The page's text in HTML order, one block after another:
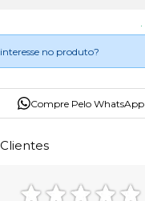
no produto?
Compre Pelo WhatsApp